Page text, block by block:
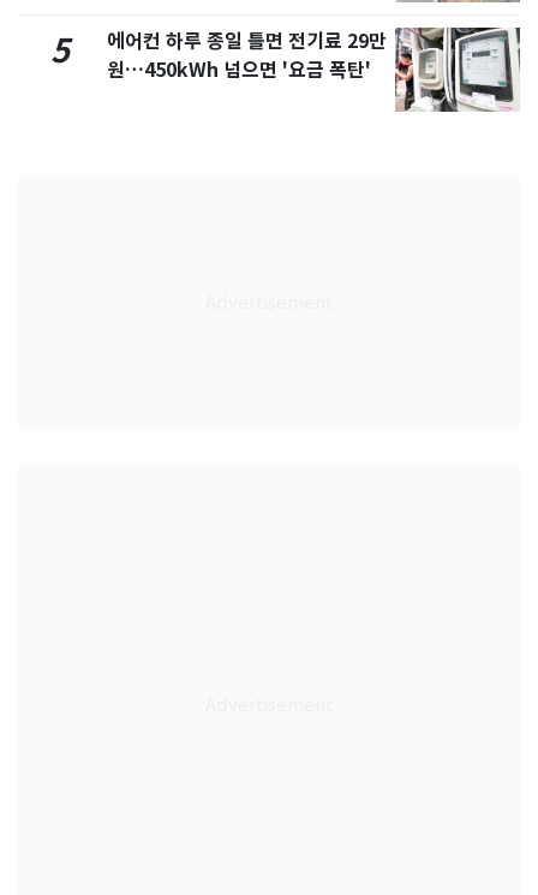
5
에어컨 하루 종일 틀면 전기료 29만
원…450kWh 넘으면 '요금 폭탄'